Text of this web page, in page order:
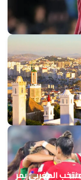
للسيدات –2026 : المنتخب المغربي يمر